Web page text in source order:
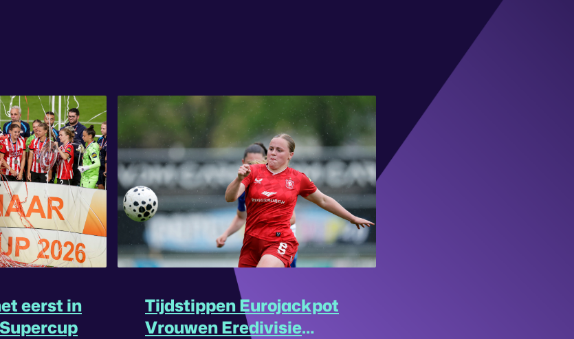
eerst in
Tijdstippen Eurojackpot
Vrouwen Eredivisie